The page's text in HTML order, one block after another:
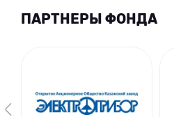
ПАРТНЕРЫ ФОНДА